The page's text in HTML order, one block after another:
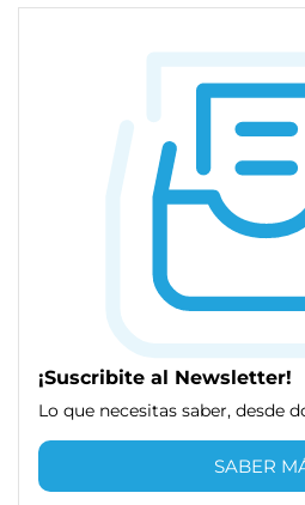
¡Suscribite al Newsletter!
Lo que necesitas saber, desde
SABER